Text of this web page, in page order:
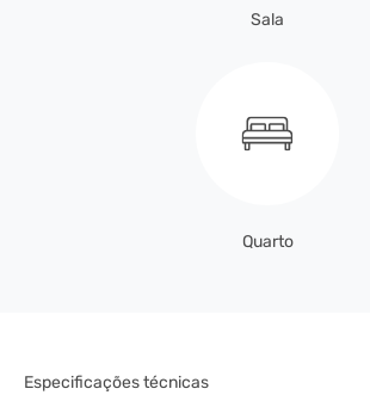
Sala
Quarto
Especificações técnicas